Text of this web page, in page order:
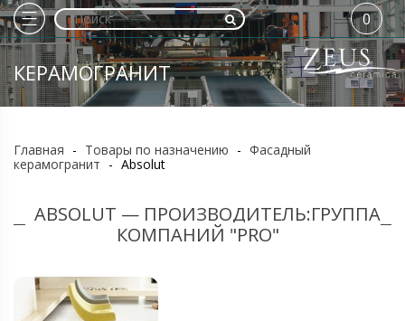
КЕРАМОГРАНИТ
0
Главная - Товары по назначению - Фасадный
керамогранит - Absolut
ABSOLUT — ПРОИЗВОДИТЕЛЬ:ГРУППА
КОМПАНИЙ "PRO"